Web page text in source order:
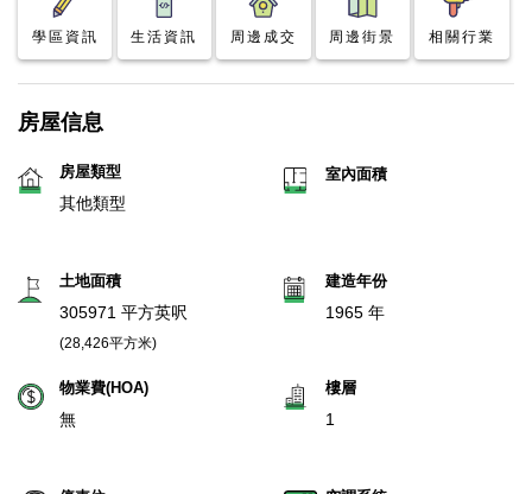
學區資訊 生活資訊 周邊成交 周邊街景 相關行業
房屋信息
房屋類型
其他類型
室內面積
土地面積
305971 平方英呎
(28,426平方米)
建造年份
1965 年
物業費(HOA)
無
樓層
1